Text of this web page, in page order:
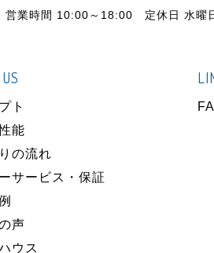
営業時間 10:00～18:00 定休日 水曜
ト
能
の流れ
サービス・保証
声
ウス